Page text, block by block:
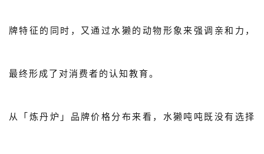
牌特征的同时，又通过水獭的动物形象来强调亲和力，
最终形成了对消费者的认知教育。
从「炼丹炉」品牌价格分布来看，水獭吨吨既没有选择